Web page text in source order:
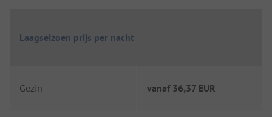
Laagseizoen prijs per nacht
Gezin vanaf 36,37 EUR